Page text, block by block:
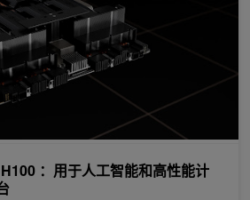
：用于人工智能和高性能计